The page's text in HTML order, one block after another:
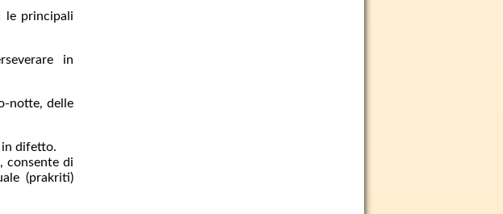
le principali
in
notte, delle
in difetto.
consente di
(prakriti)